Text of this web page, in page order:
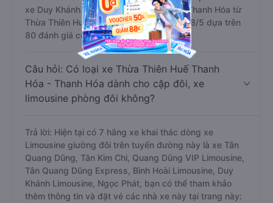
xe Duy Khánh Limousine đi Thanh Hóa - Thanh Hóa từ
Thừa Thiên Huế với điểm chất lượng là 4.8/5 dựa trên
80 đánh giá của khách hàng).
Câu hỏi: Có loại xe Thừa Thiên Huế Thanh
Hóa - Thanh Hóa dành cho cặp đôi, xe
limousine phòng đôi không?
Trả lời: Hiện tại có 7 hãng xe khai thác dòng xe
Limousine giường đôi trên tuyến đường này là xe Tân
Quang Dũng, Tân Kim Chi, Quang Dũng VIP Limousine,
Tân Quang Dũng Express, Bình Hoài Limousine, Duy
Khánh Limousine, Ngọc Phát, bạn có thể tham khảo
thêm thông tin và đặt vé các nhà xe này tại trang này: